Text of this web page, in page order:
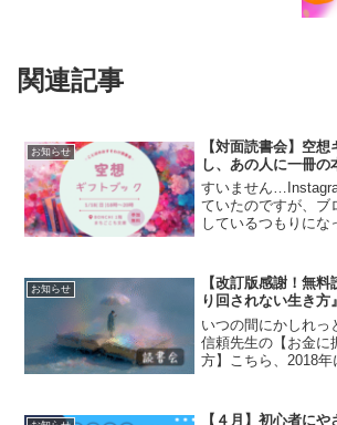
関連記事
お知らせ
【対面読書会】空
し、あの人に一冊の
すいません
ていたのですが、ブ
しているつもりにな
トとして開催させ
参加OK...
お知らせ
【改訂版感謝！無
り回されない生き方』
いつの間にかしれっ
信頼先生の【お金に
方】こちら、2018年
版を読んでいますが
【４月】初心者に